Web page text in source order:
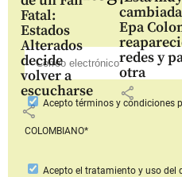
Fatal:
Estados
Alterados
decide
volver a
escucharse
share
Epa
redes y
otra
share
Aceptotérminos y condiciones
COLOMBIANO*
Acepto el tratamiento y uso del